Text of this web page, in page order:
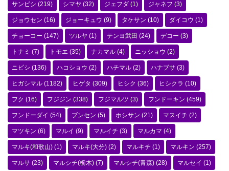
サンビシ (219) シマヤ (32) ジェフダ (1) ジャネフ (3)
ジョウセン (16) ジョーキュウ (9) タケサン (10) ダイコウ (1)
チョーコー (147) ツルヤ (1) テンヨ武田 (24) デコー (3)
トナミ (7) トモエ (35) ナカマル (4) ニッショウ (2)
ニビシ (136) ハコショウ (2) ハチマル (2) ハナブサ (3)
ヒガシマル (1182) ヒゲタ (309) ヒシク (36) ヒシクラ (10)
フク (16) フジジン (338) フジマルツ (3) フンドーキン (459)
フンドーダイ (54) ブンセン (5) ホシサン (21) マスイチ (2)
マツキン (6) マルイ (9) マルイチ (3) マルカマ (4)
マルキ(和歌山) (1) マルキ(大分) (2) マルキチ (1) マルキン (257)
マルサ (23) マルシチ(栃木) (7) マルシチ(青森) (28) マルセイ (1)